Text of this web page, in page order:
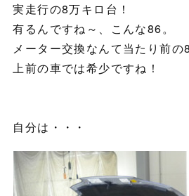
実走行の8万キロ台！
有るんですね～、こんな86。
メーター交換なんて当たり前
上前の車では希少ですね！
自分は・・・